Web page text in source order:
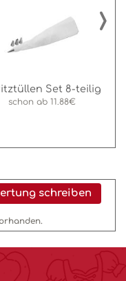
Set 8-teilig
schon ab 11.88€
›
schreiben